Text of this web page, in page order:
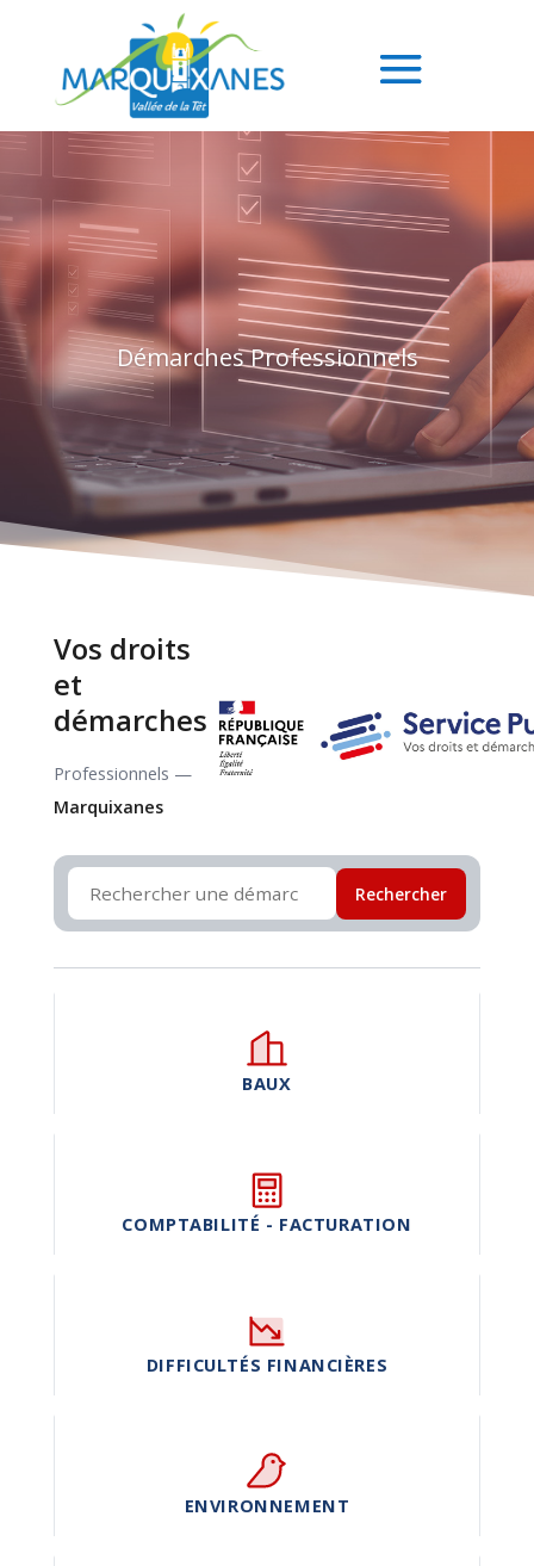
Démarches Professionnels
Vos droits
et
démarches
Professionnels —
Marquixanes
Rechercher
BAUX
COMPTABILITÉ - FACTURATION
DIFFICULTÉS FINANCIÈRES
ENVIRONNEMENT